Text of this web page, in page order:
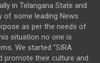
in Telangana State and
of some leading News
as per the needs of
situation no one is
We started "SIRA
promote their culture and